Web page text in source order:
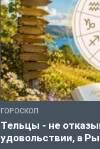
ГОРОСКОП
Тельцы - не
удовольствии, а